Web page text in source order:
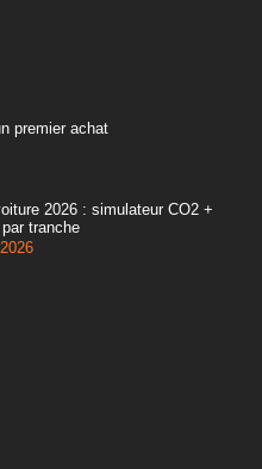
premier achat
2026 : simulateur CO2 +
tranche